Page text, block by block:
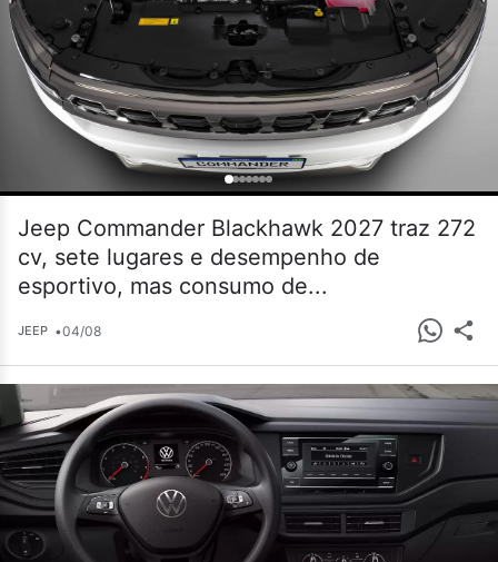
Jeep Commander Blackhawk 2027 traz 272
cv, sete lugares e desempenho de
esportivo, mas consumo de...
JEEP •04/08